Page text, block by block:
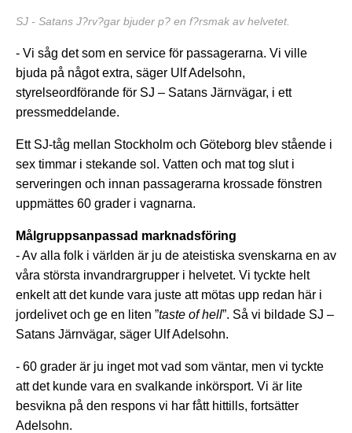
SJ - Satans J?rv?gar bjuder p? en f?rsmak av helvetet.
- Vi såg det som en service för passagerarna. Vi ville
bjuda på något extra, säger Ulf Adelsohn,
styrelseordförande för SJ – Satans Järnvägar, i ett
pressmeddelande.
Ett SJ-tåg mellan Stockholm och Göteborg blev stående i
sex timmar i stekande sol. Vatten och mat tog slut i
serveringen och innan passagerarna krossade fönstren
uppmättes 60 grader i vagnarna.
Målgruppsanpassad marknadsföring
- Av alla folk i världen är ju de ateistiska svenskarna en av
våra största invandrargrupper i helvetet. Vi tyckte helt
enkelt att det kunde vara juste att mötas upp redan här i
jordelivet och ge en liten ”taste of hell”. Så vi bildade SJ –
Satans Järnvägar, säger Ulf Adelsohn.
- 60 grader är ju inget mot vad som väntar, men vi tyckte
att det kunde vara en svalkande inkörsport. Vi är lite
besvikna på den respons vi har fått hittills, fortsätter
Adelsohn.